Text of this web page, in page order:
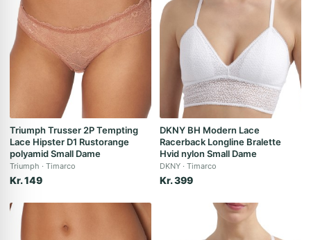
Triumph Trusser 2P Tempting
Lace Hipster D1 Rustorange
polyamid Small Dame
Triumph Timarco
Kr. 149
DKNY BH Modern Lace
Racerback Longline Bralette
Hvid nylon Small Dame
DKNY Timarco
Kr. 399